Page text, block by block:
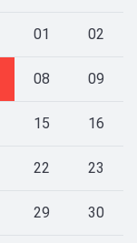
01 02
08 09
15 16
22 23
29 30